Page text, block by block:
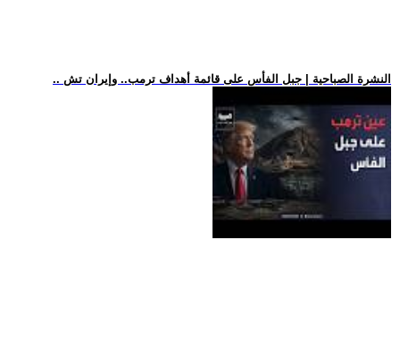
.. النشرة الصباحية | جبل الفأس على قائمة أهداف ترمب.. وإيران تش